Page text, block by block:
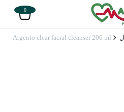
0
Argento clear facial cleanser 200 ml